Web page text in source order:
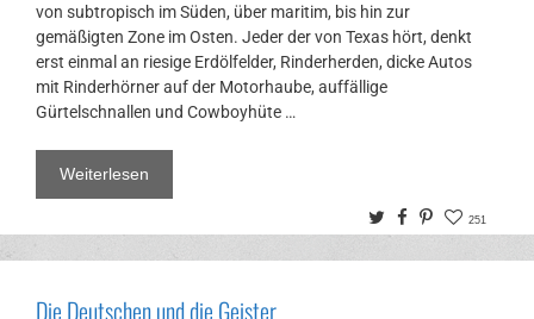
von subtropisch im Süden, über maritim, bis hin zur
gemäßigten Zone im Osten. Jeder der von Texas hört, denkt
erst einmal an riesige Erdölfelder, Rinderherden, dicke Autos
mit Rinderhörner auf der Motorhaube, auffällige
Gürtelschnallen und Cowboyhüte …
Weiterlesen
TwitterFacebook
Pinterest
251
Die Deutschen und die Geister